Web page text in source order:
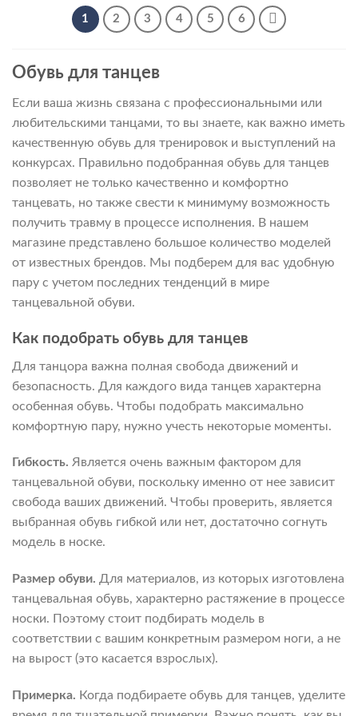
–
5
190 ₽
1 2 3 4 5 6
Обувь для танцев
Если ваша жизнь связана с профессиональными или
любительскими танцами, то вы знаете, как важно иметь
качественную обувь для тренировок и выступлений на
конкурсах. Правильно подобранная обувь для танцев
позволяет не только качественно и комфортно
танцевать, но также свести к минимуму возможность
получить травму в процессе исполнения. В нашем
магазине представлено большое количество моделей
от известных брендов. Мы подберем для вас удобную
пару с учетом последних тенденций в мире
танцевальной обуви.
Как подобрать обувь для танцев
Для танцора важна полная свобода движений и
безопасность. Для каждого вида танцев характерна
особенная обувь. Чтобы подобрать максимально
комфортную пару, нужно учесть некоторые моменты.
Гибкость. Является очень важным фактором для
танцевальной обуви, поскольку именно от нее зависит
свобода ваших движений. Чтобы проверить, является
выбранная обувь гибкой или нет, достаточно согнуть
модель в носке.
Размер обуви. Для материалов, из которых изготовлена
танцевальная обувь, характерно растяжение в процессе
носки. Поэтому стоит подбирать модель в
соответствии с вашим конкретным размером ноги, а не
на вырост (это касается взрослых).
Примерка. Когда подбираете обувь для танцев, уделите